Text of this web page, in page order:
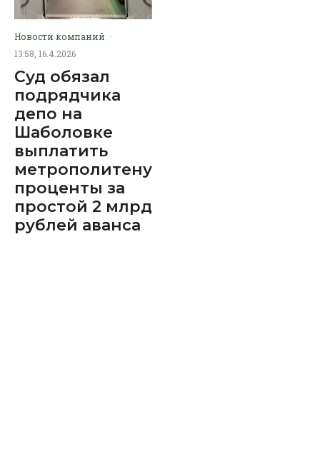
Новости компаний ·
13:58, 16.4.2026
Суд обязал
подрядчика
депо на
Шаболовке
выплатить
метрополитену
проценты за
простой 2 млрд
рублей аванса